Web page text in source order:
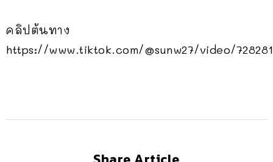
คลิปต้นทาง
https://www.tiktok.com/@sunw27/video/